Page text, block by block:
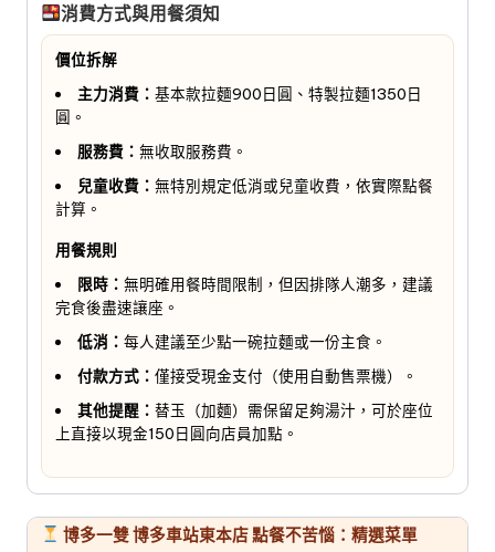
消費方式與用餐須知
價位拆解
主力消費： 基本款拉麵900日圓、特製拉麵1350日
圓。
服務費： 無收取服務費。
兒童收費： 無特別規定低消或兒童收費，依實際點餐
計算。
用餐規則
限時： 無明確用餐時間限制，但因排隊人潮多，建議
完食後盡速讓座。
低消： 每人建議至少點一碗拉麵或一份主食。
付款方式： 僅接受現金支付（使用自動售票機）。
其他提醒： 替玉（加麵）需保留足夠湯汁，可於座位
上直接以現金150日圓向店員加點。
博多一雙 博多車站東本店 點餐不苦惱：精選菜單